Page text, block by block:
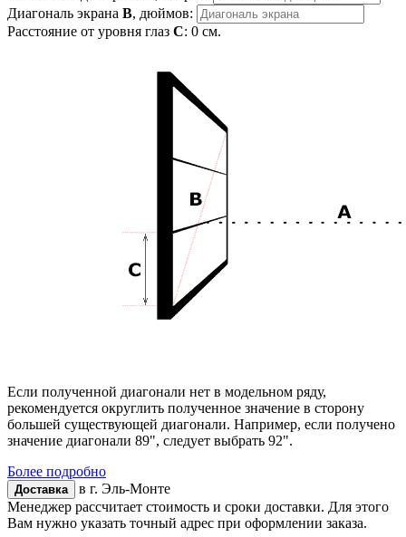
Диагональ экрана B, дюймов:
Расстояние от уровня глаз C: 0 см.
Если полученной диагонали нет в модельном ряду,
рекомендуется округлить полученное значение в сторону
большей существующей диагонали. Например, если получено
значение диагонали 89", следует выбрать 92".
Более подробно
Доставка в г. Эль-Монте
Менеджер рассчитает стоимость и сроки доставки. Для этого
Вам нужно указать точный адрес при оформлении заказа.